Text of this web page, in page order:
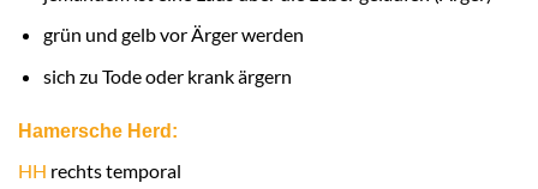
grün und gelb vor Ärger werden
sich zu Tode oder krank ärgern
Hamersche Herd:
HH rechts temporal